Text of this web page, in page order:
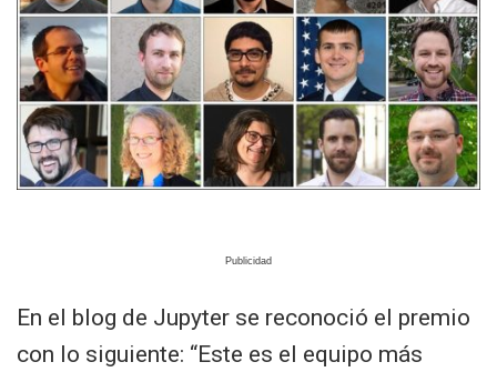
En el blog de Jupyter se reconoció el premio
con lo siguiente: “Este es el equipo más